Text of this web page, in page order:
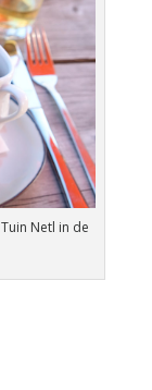
Netl in de